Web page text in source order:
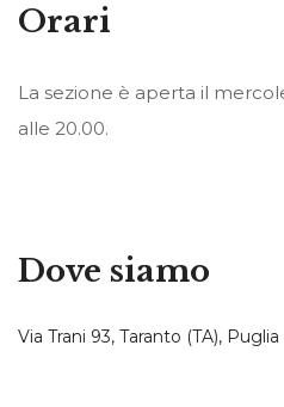
Orari
La sezione è aperta il
alle 20.00.
Dove siamo
Via Trani 93, Taranto (TA), Puglia